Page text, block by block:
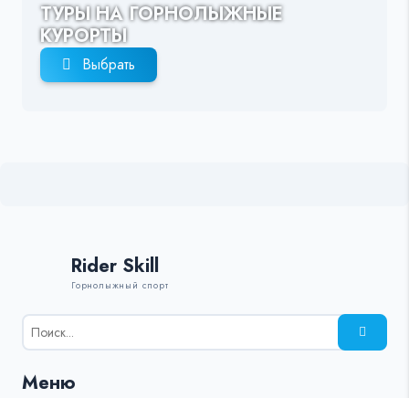
ТУРЫ НА ГОРНОЛЫЖНЫЕ
КУРОРТЫ
Выбрать
Rider Skill
Горнолыжный спорт
Результаты
поиска
%s:
Меню